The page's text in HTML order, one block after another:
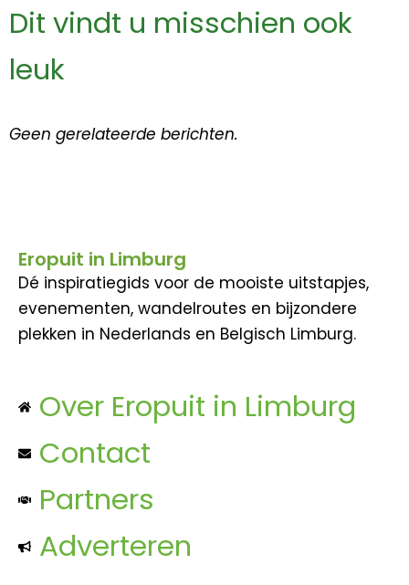
Dit vindt u misschien ook
leuk
Geen gerelateerde berichten.
Eropuit in Limburg
Dé inspiratiegids voor de mooiste uitstapjes,
evenementen, wandelroutes en bijzondere
plekken in Nederlands en Belgisch Limburg.
Over Eropuit in Limburg
Contact
Partners
Adverteren